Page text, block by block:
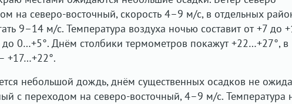
на северо-восточный, скорость 4–9 м/с, в отдельных
9–14 м/с. Температура воздуха ночью составит от +7 до
0…+5°. Днём столбики термометров покажут +22…+27°, в
+17…+22°.
небольшой дождь, днём существенных осадков не
с переходом на северо-восточный, 4–9 м/с. Температура